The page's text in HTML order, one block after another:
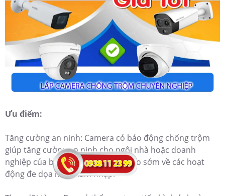
Ưu điểm:
Tăng cường an ninh: Camera có báo động chống trộm
giúp tăng cường an ninh cho ngôi nhà hoặc doanh
nghiệp của bạn bằng cách cảnh báo sớm về các hoạt
động đe dọa hoặc xâm nhập.